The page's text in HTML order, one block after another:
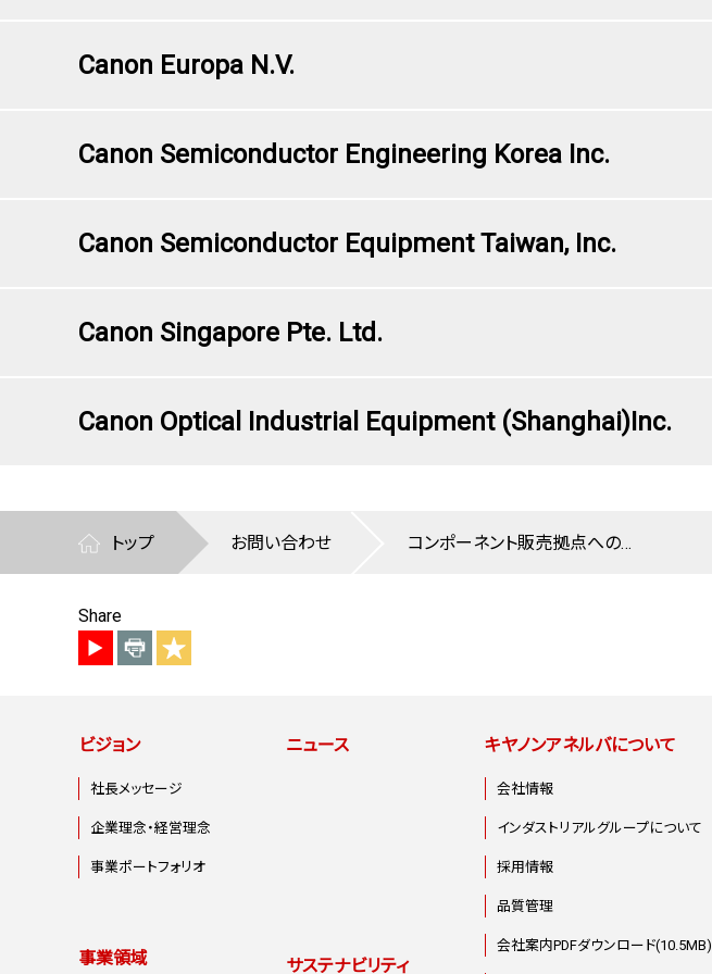
Canon Europa N.V.
Canon Semiconductor Engineering Korea Inc.
Canon Semiconductor Equipment Taiwan, Inc.
Canon Singapore Pte. Ltd.
Canon Optical Industrial Equipment (Shanghai)Inc.
トップ お問い合わせ コンポーネント販売拠点へのお問い合わせ
Share
ビジョン
社長メッセージ
企業理念・経営理念
事業ポートフォリオ
事業領域
ニュース
サステナビリティ
キヤノンアネルバについて
会社情報
インダストリアルグループについて
採用情報
品質管理
会社案内PDFダウンロード(10.5MB)